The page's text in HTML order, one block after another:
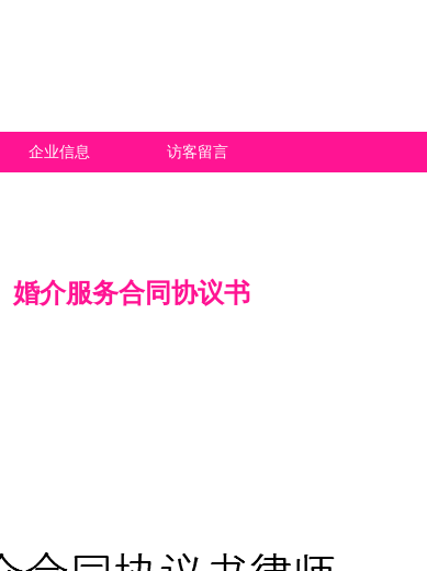
企业信息 访客留言
婚介服务合同协议书